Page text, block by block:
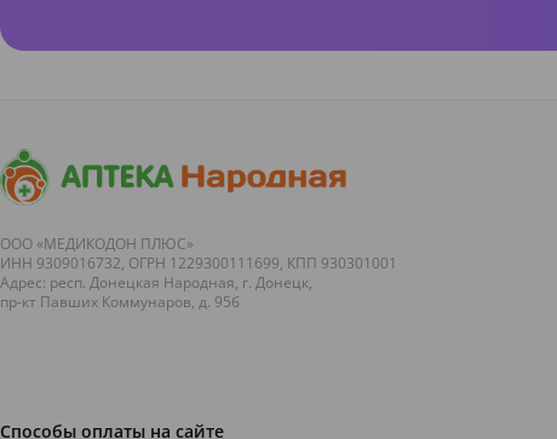
ООО «МЕДИКОДОН ПЛЮС»
ИНН 9309016732, ОГРН 1229300111699, КПП 930301001
Адрес: респ. Донецкая Народная, г. Донецк,
пр-кт Павших Коммунаров, д. 95б
Способы оплаты на сайте